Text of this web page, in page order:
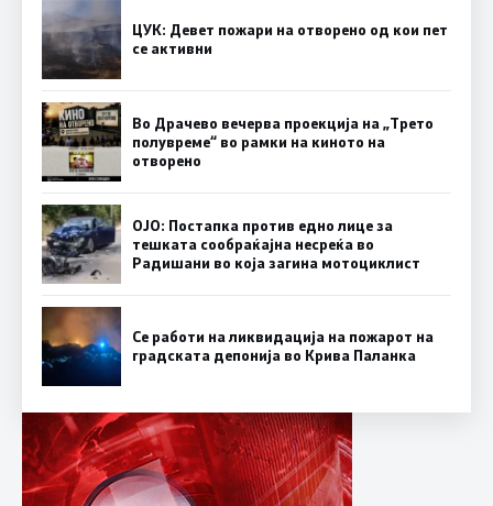
ЦУК: Девет пожари на отворено од кои пет
се активни
Во Драчево вечерва проекција на „Трето
полувреме“ во рамки на киното на
отворено
ОЈО: Постапка против едно лице за
тешката сообраќајна несреќа во
Радишани во која загина мотоциклист
Се работи на ликвидација на пожарот на
градската депонија во Крива Паланка